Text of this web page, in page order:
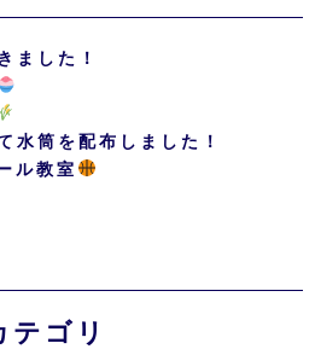
ました！
水筒を配布しました！
ル教室
テゴリ